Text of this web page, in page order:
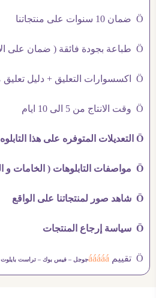
Ö ضمان 10 سنوات على منتجاتنا
Ö طباعة بجودة فائقة ( ضمان على الالوان )
Ö اكسسوارات التعليق + دليل تعليق مصور
Ö وقت الانتاج من 5 الى 10 ايام
Ö التعديلات المتوفره على هذا التابلوه
Ö مواصفات التابلوهات ( الخامات و الصناعة )
Ö شاهد صور لمنتجاتنا على الواقع
Ö سياسة إرجاع المنتجات
Ö تقييم áááááجوجل – فيس بوك – تراست بايلوت